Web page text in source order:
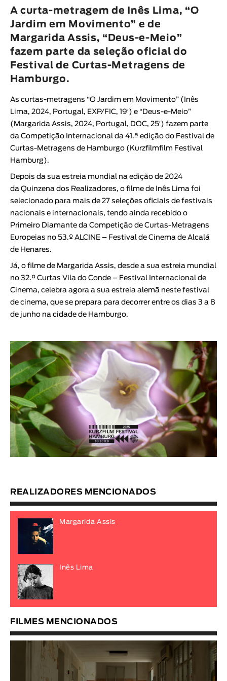
Animar
DURAÇÃO
< / >
Ficção
Animação
Experimental
Documentário
A curta-metragem de Inês Lima, “O
Jardim em Movimento” e de
Margarida Assis, “Deus-e-Meio”
fazem parte da seleção oficial do
Festival de Curtas-Metragens de
Hamburgo.
As curtas-metragens “O Jardim em Movimento” ( Inês
Lima, 2024, Portugal, EXP/FIC, 19′) e “Deus-e-Meio”
( Margarida Assis, 2024, Portugal, DOC, 25′) fazem parte
da Competição Internacional da 41.ª edição do Festival de
Curtas-Metragens de Hamburgo (Kurzfilmfilm Festival
Hamburg).
Depois da sua estreia mundial na edição de 2024
da Quinzena dos Realizadores, o filme de Inês Lima foi
selecionado para mais de 27 seleções oficiais de festivais
nacionais e internacionais, tendo ainda recebido o
Primeiro Diamante da Competição de Curtas-Metragens
Europeias no 53.º ALCINE – Festival de Cinema de Alcalá
de Henares.
Já, o filme de Margarida Assis, desde a sua estreia mundial
no 32.º Curtas Vila do Conde – Festival Internacional de
Cinema, celebra agora a sua estreia alemã neste festival
de cinema, que se prepara para decorrer entre os dias 3 a 8
de junho na cidade de Hamburgo.
REALIZADORES MENCIONADOS
Margarida Assis
Inês Lima
FILMES MENCIONADOS